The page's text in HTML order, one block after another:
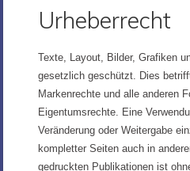
Urheberrecht
Texte, Layout, Bilder, Grafiken
gesetzlich geschützt. Dies
Markenrechte und alle anderen
Eigentumsrechte. Eine
Veränderung oder Weitergabe
kompletter Seiten auch in
gedruckten Publikationen ist